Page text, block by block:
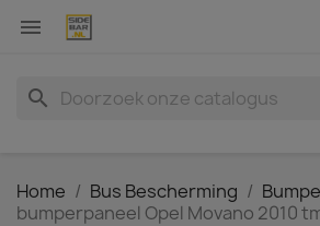

search
Home Bus Bescherming
bumperpaneel Opel Movano 2010